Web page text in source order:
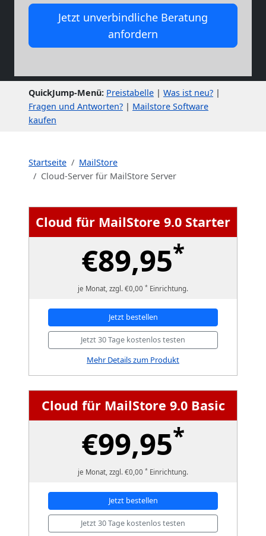
Jetzt unverbindliche Beratung
anfordern
QuickJump-Menü: Preistabelle | Was ist neu? |
Fragen und Antworten? | Mailstore Software
kaufen
Startseite
MailStore
Cloud-Server für MailStore Server
Cloud für MailStore 9.0 Starter
€89,95*
je Monat, zzgl. €0,00 * Einrichtung.
Jetzt bestellen
Jetzt 30 Tage kostenlos testen
Mehr Details zum Produkt
Cloud für MailStore 9.0 Basic
€99,95*
je Monat, zzgl. €0,00 * Einrichtung.
Jetzt bestellen
Jetzt 30 Tage kostenlos testen